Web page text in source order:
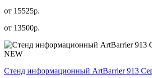
от 15525р.
от 13500р.
NEW
Стенд информационный АrtBarrier 913